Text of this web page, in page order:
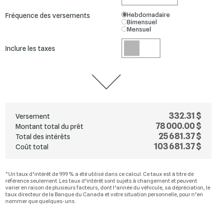
Fréquence des versements
Hebdomadaire
Bimensuel
Mensuel
Inclure les taxes
Versement 332.31 $
Montant total du prêt 78 000.00 $
Total des intérêts 25 681.37 $
Coût total 103 681.37 $
*Un taux d’intérêt de 9.99 % a été utilisé dans ce calcul. Ce taux est à titre de
référence seulement. Les taux d’intérêt sont sujets à changement et peuvent
varier en raison de plusieurs facteurs, dont l’année du véhicule, sa dépréciation, le
taux directeur de la Banque du Canada et votre situation personnelle, pour n’en
nommer que quelques-uns.